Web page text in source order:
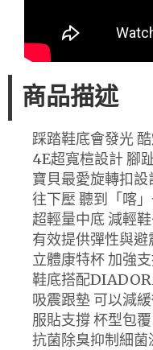
商品描述
踩踏鞋底會發光
4E超寬楦設計 腳
寶貝最愛旋轉扣設
往下壓 聽到「喀
超輕量中底 減輕
有效提供彈性與
立體康特杯 加強
鞋底搭配
吸震跟墊 可以減
服貼支撐 杯型包
抗菌除臭抑制細